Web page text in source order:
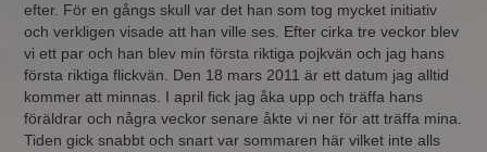
efter. För en gångs skull var det han som tog mycket initiativ
och verkligen visade att han ville ses. Efter cirka tre veckor blev
vi ett par och han blev min första riktiga pojkvän och jag hans
första riktiga flickvän. Den 18 mars 2011 är ett datum jag alltid
kommer att minnas. I april fick jag åka upp och träffa hans
föräldrar och några veckor senare åkte vi ner för att träffa mina.
Tiden gick snabbt och snart var sommaren här vilket inte alls